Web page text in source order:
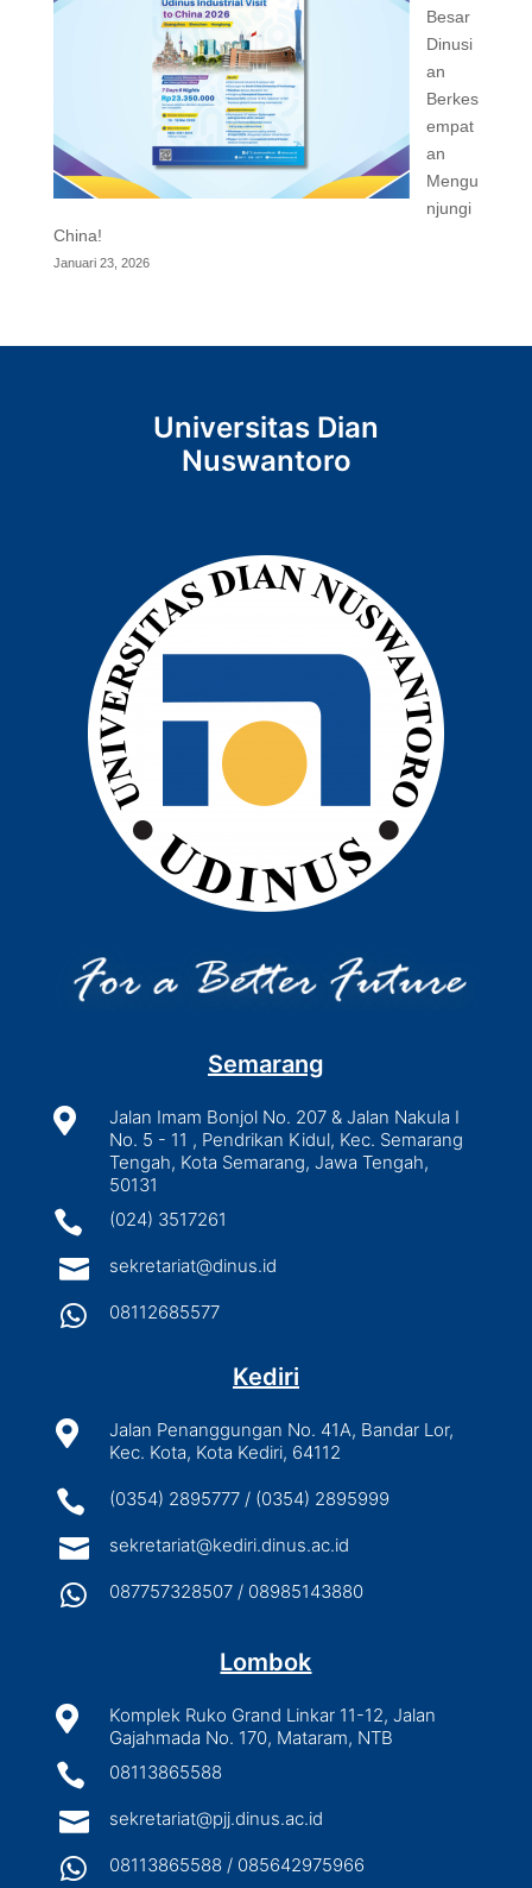
Besar
Dinusi
an
Berkes
empat
an
Mengu
njungi
China!
Januari 23, 2026
Universitas Dian
Nuswantoro
Semarang

Jalan Imam Bonjol No. 207 & Jalan Nakula I
No. 5 - 11 , Pendrikan Kidul, Kec. Semarang
Tengah, Kota Semarang, Jawa Tengah,
50131
 (024) 3517261
 sekretariat@dinus.id
 08112685577
Kediri

Jalan Penanggungan No. 41A, Bandar Lor,
Kec. Kota, Kota Kediri, 64112
 (0354) 2895777 / (0354) 2895999
 sekretariat@kediri.dinus.ac.id
 087757328507 / 08985143880
Lombok

Komplek Ruko Grand Linkar 11-12, Jalan
Gajahmada No. 170, Mataram, NTB
 08113865588
 sekretariat@pjj.dinus.ac.id
 08113865588 / 085642975966